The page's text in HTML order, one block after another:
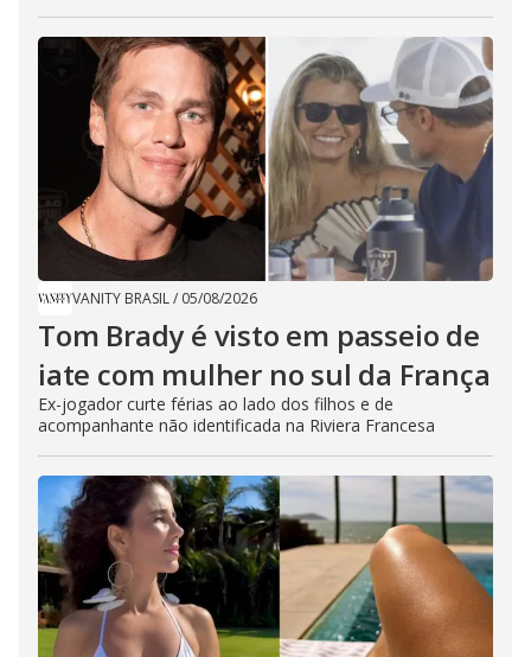
VANITY BRASIL/ 05/08/2026
Tom Brady é visto em passeio de
iate com mulher no sul da França
Ex-jogador curte férias ao lado dos filhos e de
acompanhante não identificada na Riviera Francesa